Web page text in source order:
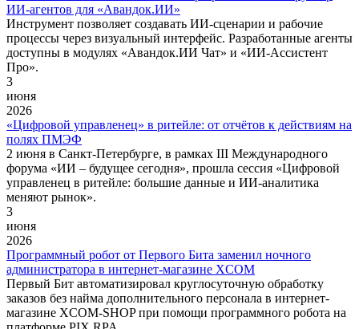
ИИ-агентов для «Авандок.ИИ»
Инструмент позволяет создавать ИИ-сценарии и рабочие
процессы через визуальный интерфейс. Разработанные агенты
доступны в модулях «Авандок.ИИ Чат» и «ИИ-Ассистент
Про».
3
июня
2026
«Цифровой управленец» в ритейле: от отчётов к действиям на
полях ПМЭФ
2 июня в Санкт-Петербурге, в рамках III Международного
форума «ИИ – будущее сегодня», прошла сессия «Цифровой
управленец в ритейле: большие данные и ИИ-аналитика
меняют рынок».
3
июня
2026
Программный робот от Первого Бита заменил ночного
администратора в интернет-магазине XCOM
Первый Бит автоматизировал круглосуточную обработку
заказов без найма дополнительного персонала в интернет-
магазине XCOM-SHOP при помощи программного робота на